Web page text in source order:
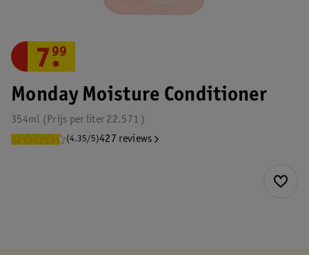
Monday Moisture Conditioner
354ml 22.571
Prijs per liter
(4.35/5)427 reviews
7.
99